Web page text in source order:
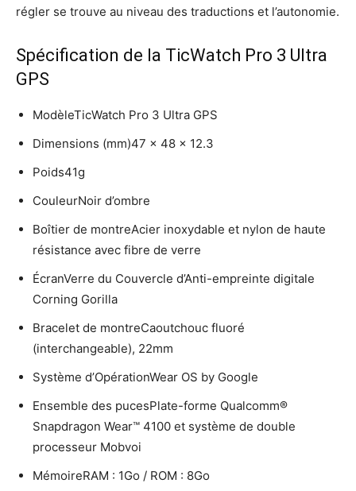
régler se trouve au niveau des traductions et l’autonomie.
Spécification de la TicWatch Pro 3 Ultra
GPS
ModèleTicWatch Pro 3 Ultra GPS
Dimensions (mm)47 x 48 x 12.3
Poids41g
CouleurNoir d’ombre
Boîtier de montreAcier inoxydable et nylon de haute
résistance avec fibre de verre
ÉcranVerre du Couvercle d’Anti-empreinte digitale
Corning Gorilla
Bracelet de montreCaoutchouc fluoré
(interchangeable), 22mm
Système d’OpérationWear OS by Google
Ensemble des pucesPlate-forme Qualcomm®
Snapdragon Wear™ 4100 et système de double
processeur Mobvoi
MémoireRAM : 1Go / ROM : 8Go